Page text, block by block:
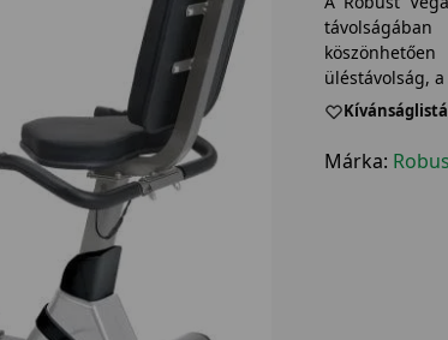
üléstávolság,
Márka: